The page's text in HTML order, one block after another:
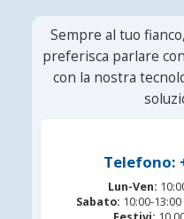
Sempre al tuo
preferisca parlare
con la nostra
Telefono:
Lun-Ven:
Sabato: 10:00-